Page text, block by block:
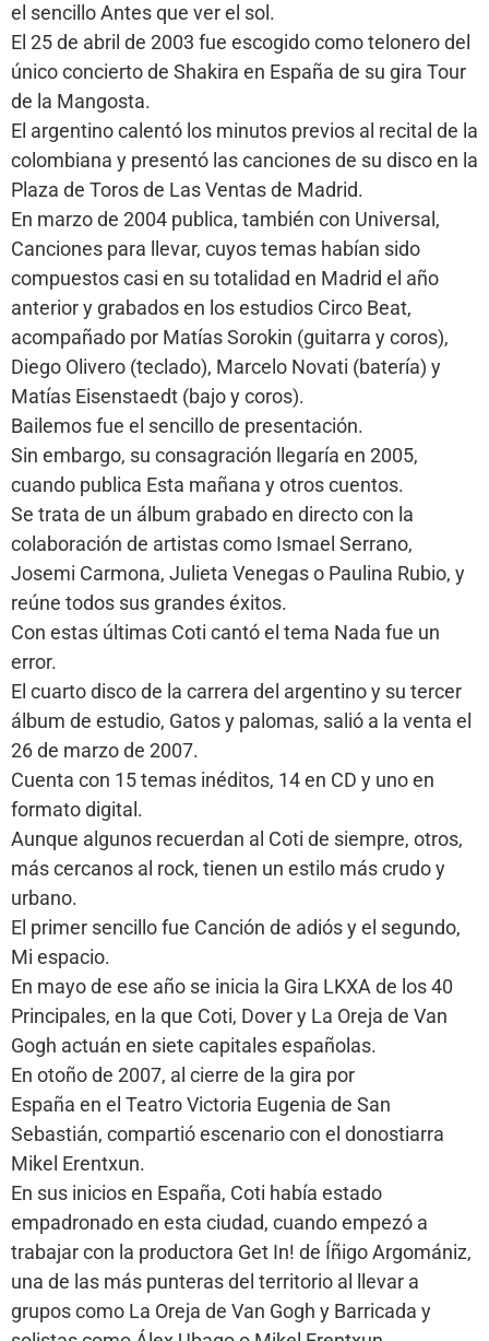
el sencillo Antes que ver el sol.
El 25 de abril de 2003 fue escogido como telonero del
único concierto de Shakira en España de su gira Tour
de la Mangosta.
El argentino calentó los minutos previos al recital de la
colombiana y presentó las canciones de su disco en la
Plaza de Toros de Las Ventas de Madrid.
En marzo de 2004 publica, también con Universal,
Canciones para llevar, cuyos temas habían sido
compuestos casi en su totalidad en Madrid el año
anterior y grabados en los estudios Circo Beat,
acompañado por Matías Sorokin (guitarra y coros),
Diego Olivero (teclado), Marcelo Novati (batería) y
Matías Eisenstaedt (bajo y coros).
Bailemos fue el sencillo de presentación.
Sin embargo, su consagración llegaría en 2005,
cuando publica Esta mañana y otros cuentos.
Se trata de un álbum grabado en directo con la
colaboración de artistas como Ismael Serrano,
Josemi Carmona, Julieta Venegas o Paulina Rubio, y
reúne todos sus grandes éxitos.
Con estas últimas Coti cantó el tema Nada fue un
error.
El cuarto disco de la carrera del argentino y su tercer
álbum de estudio, Gatos y palomas, salió a la venta el
26 de marzo de 2007.
Cuenta con 15 temas inéditos, 14 en CD y uno en
formato digital.
Aunque algunos recuerdan al Coti de siempre, otros,
más cercanos al rock, tienen un estilo más crudo y
urbano.
El primer sencillo fue Canción de adiós y el segundo,
Mi espacio.
En mayo de ese año se inicia la Gira LKXA de los 40
Principales, en la que Coti, Dover y La Oreja de Van
Gogh actuán en siete capitales españolas.
En otoño de 2007, al cierre de la gira por
España en el Teatro Victoria Eugenia de San
Sebastián, compartió escenario con el donostiarra
Mikel Erentxun.
En sus inicios en España, Coti había estado
empadronado en esta ciudad, cuando empezó a
trabajar con la productora Get In! de Íñigo Argomániz,
una de las más punteras del territorio al llevar a
grupos como La Oreja de Van Gogh y Barricada y